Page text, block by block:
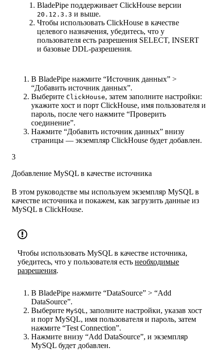
BladePipe поддерживает ClickHouse версии
20.12.3.3 и выше.
Чтобы использовать ClickHouse в качестве
целевого назначения, убедитесь, что у
пользователя есть разрешения SELECT, INSERT
и базовые DDL-разрешения.
В BladePipe нажмите “Источник данных” >
“Добавить источник данных”.
Выберите ClickHouse, затем заполните настройки:
укажите хост и порт ClickHouse, имя пользователя и
пароль, после чего нажмите “Проверить
соединение”.
Нажмите “Добавить источник данных” внизу
страницы — экземпляр ClickHouse будет добавлен.
3
Добавление MySQL в качестве источника
В этом руководстве мы используем экземпляр MySQL в
качестве источника и покажем, как загрузить данные из
MySQL в ClickHouse.
Чтобы использовать MySQL в качестве источника,
убедитесь, что у пользователя есть необходимые
разрешения.
В BladePipe нажмите “DataSource” > “Add
DataSource”.
Выберите MySQL , заполните настройки, указав хост
и порт MySQL, имя пользователя и пароль, затем
нажмите “Test Connection”.
Нажмите внизу “Add DataSource”, и экземпляр
MySQL будет добавлен.